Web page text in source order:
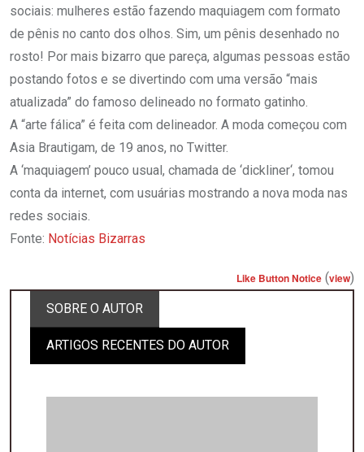
sociais: mulheres estão fazendo maquiagem com formato
de pênis no canto dos olhos. Sim, um pênis desenhado no
rosto! Por mais bizarro que pareça, algumas pessoas estão
postando fotos e se divertindo com uma versão “mais
atualizada” do famoso delineado no formato gatinho.
A “arte fálica” é feita com delineador. A moda começou com
Asia Brautigam, de 19 anos, no Twitter.
A ‘maquiagem’ pouco usual, chamada de ‘dickliner‘, tomou
conta da internet, com usuárias mostrando a nova moda nas
redes sociais.
Fonte: Notícias Bizarras
Like Button Notice (view)
SOBRE O AUTOR
ARTIGOS RECENTES DO AUTOR